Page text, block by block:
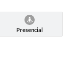
Presencial